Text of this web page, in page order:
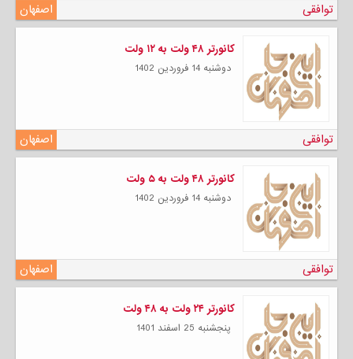
اصفهان توافقی
کانورتر ۴۸ ولت به ۱۲ ولت
دوشنبه 14 فروردين 1402
اصفهان توافقی
کانورتر ۴۸ ولت به ۵ ولت
دوشنبه 14 فروردين 1402
اصفهان توافقی
کانورتر ۲۴ ولت به ۴۸ ولت
پنجشنبه 25 اسفند 1401